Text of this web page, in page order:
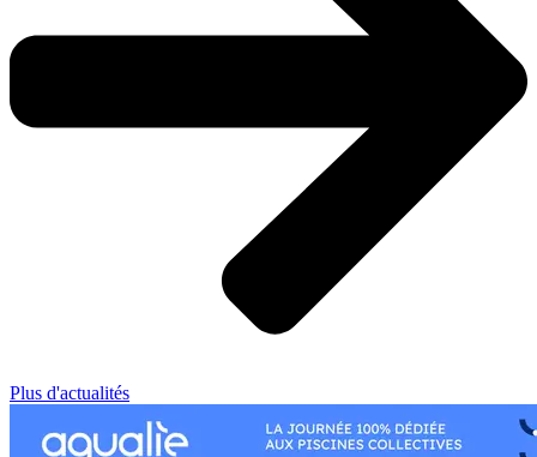
Plus d'actualités